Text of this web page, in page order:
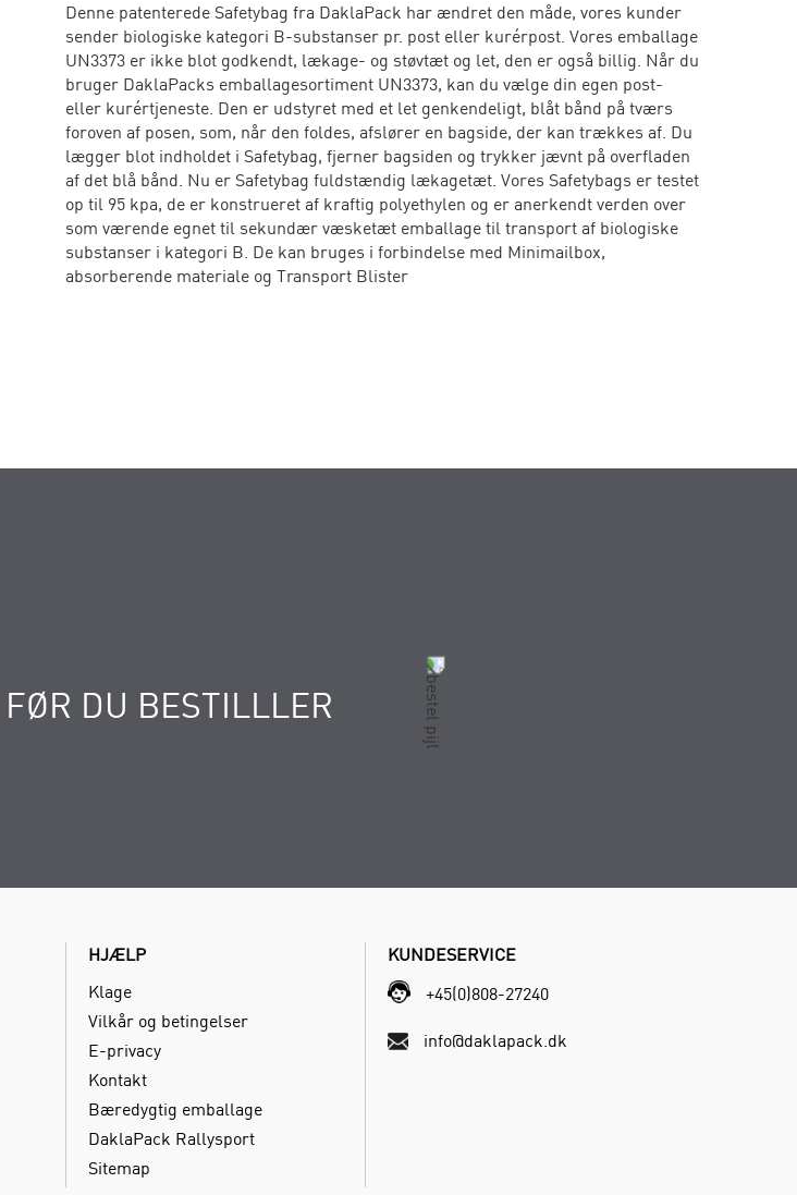
Denne patenterede Safetybag fra DaklaPack har ændret den måde, vores kunder
sender biologiske kategori B-substanser pr. post eller kurérpost. Vores emballage
UN3373 er ikke blot godkendt, lækage- og støvtæt og let, den er også billig. Når du
bruger DaklaPacks emballagesortiment UN3373, kan du vælge din egen post-
eller kurértjeneste. Den er udstyret med et let genkendeligt, blåt bånd på tværs
foroven af posen, som, når den foldes, afslører en bagside, der kan trækkes af. Du
lægger blot indholdet i Safetybag, fjerner bagsiden og trykker jævnt på overfladen
af det blå bånd. Nu er Safetybag fuldstændig lækagetæt. Vores Safetybags er testet
op til 95 kpa, de er konstrueret af kraftig polyethylen og er anerkendt verden over
som værende egnet til sekundær væsketæt emballage til transport af biologiske
substanser i kategori B. De kan bruges i forbindelse med Minimailbox,
absorberende materiale og Transport Blister
DU BESTILLLER
HJÆLP
Klage
Vilkår og betingelser
E-privacy
Kontakt
Bæredygtig emballage
DaklaPack Rallysport
Sitemap
KUNDESERVICE
+45(0)808-27240
info@daklapack.dk